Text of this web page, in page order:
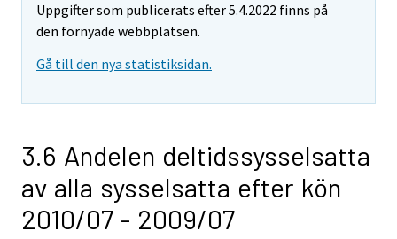
Uppgifter som publicerats efter 5.4.2022 finns på
den förnyade webbplatsen.
Gå till den nya statistiksidan.
3.6 Andelen deltidssysselsatta
av alla sysselsatta efter kön
2010/07 - 2009/07